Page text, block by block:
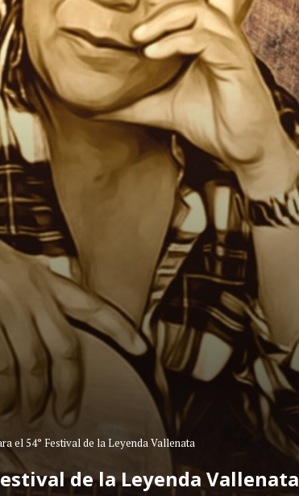
el 54° Festival de la Leyenda Vallenata
de la Leyenda Vallenata